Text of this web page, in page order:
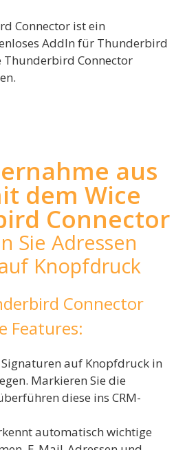
Connector ist ein
AddIn für Thunderbird
Thunderbird Connector
aus
dem Wice
Connector
Sie Adressen
Knopfdruck
Connector
Features:
auf Knopfdruck in
Markieren Sie die
diese ins CRM-
automatisch wichtige